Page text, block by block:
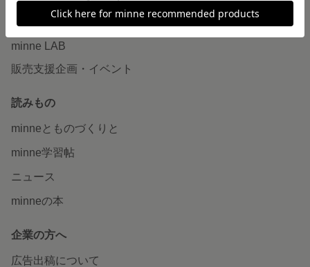
minne PLUS
minne LAB
販売支援企画・イベント
読みもの
minneとものづくりと
minne学習帖
ニュース
minneの本
企業の方へ
広告出稿について